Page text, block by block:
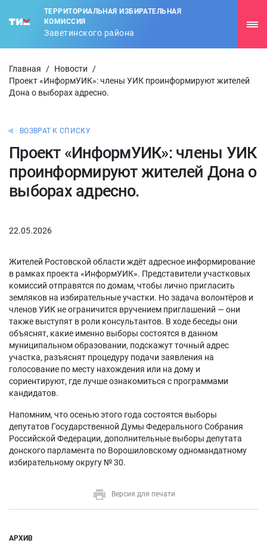
ТЕРРИТОРИАЛЬНАЯ ИЗБИРАТЕЛЬНАЯ
КОМИССИЯ
Заветинского района
Главная / Новости
/
Проект «ИнформУИК»: члены УИК проинформируют жителей
Дона о выборах адресно.
ВОЗВРАТ К СПИСКУ
Проект «ИнформУИК»: члены УИК
проинформируют жителей Дона о
выборах адресно.
22.05.2026
Жителей Ростовской области ждёт адресное информирование
в рамках проекта «ИнформУИК». Представители участковых
комиссий отправятся по домам, чтобы лично пригласить
земляков на избирательные участки. Но задача волонтёров и
членов УИК не ограничится вручением приглашений — они
также выступят в роли консультантов. В ходе беседы они
объяснят, какие именно выборы состоятся в данном
муниципальном образовании, подскажут точный адрес
участка, разъяснят процедуру подачи заявления на
голосование по месту нахождения или на дому и
сориентируют, где лучше ознакомиться с программами
кандидатов.
Напомним, что осенью этого года состоятся выборы
депутатов Государственной Думы Федерального Собрания
Российской Федерации, дополнительные выборы депутата
донского парламента по Ворошиловскому одномандатному
избирательному округу № 30.
Версия для печати
АРХИВ